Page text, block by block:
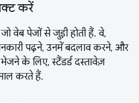
करें
वेब पेजों से जुड़ी होती हैं. वे,
पढ़ने, उनमें बदलाव करने, और
के लिए, स्टैंडर्ड दस्तावेज़
करते हैं.